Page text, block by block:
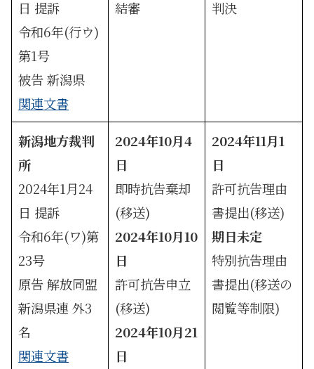
日 提訴
令和6年(行ウ)
第1号
被告 新潟県
関連文書
結審
判決
新潟地方裁判
所
2024年1月24
日 提訴
令和6年(ワ)第
23号
原告 解放同盟
新潟県連 外3
名
関連文書
2024年10月4
日
即時抗告棄却
(移送)
2024年10月10
日
許可抗告申立
(移送)
2024年10月21
日
2024年11月1
日
許可抗告理由
書提出(移送)
期日未定
特別抗告理由
書提出(移送の
閲覧等制限)